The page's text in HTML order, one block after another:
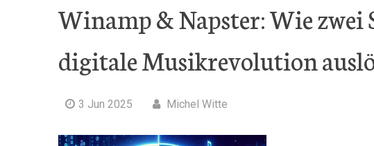
Winamp & Napster: Wie zwei
digitale Musikrevolution
3 Jun 2025 Michel Witte